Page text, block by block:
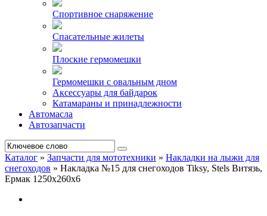
Спортивное снаряжение
Спасательные жилеты
Плоские гермомешки
Гермомешки с овальным дном
Аксессуары для байдарок
Катамараны и принадлежности
Автомасла
Автозапчасти
Каталог » Запчасти для мототехники » Накладки на лыжи для
снегоходов » Накладка №15 для снегоходов Tiksy, Stels Витязь,
Ермак 1250х260х6